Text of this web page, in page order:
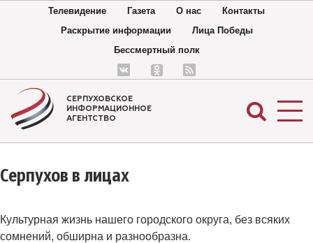
Телевидение Газета О нас
Контакты
Раскрытие информации
Лица Победы
Бессмертный полк
СЕРПУХОВСКОЕ
ИНФОРМАЦИОННОЕ
АГЕНТСТВО
Серпухов в лицах
Культурная жизнь нашего городского округа, без всяких
сомнений, обширна и разнообразна.